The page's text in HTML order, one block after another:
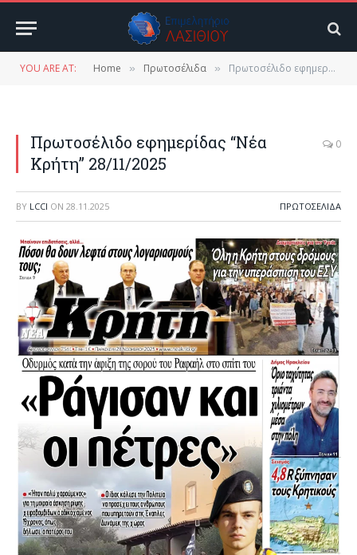
YOU ARE AT: Home » Πρωτοσέλιδα » Πρωτοσέλιδο εφημερίδας “Νέα Κρήτη” 28/11/2025
Πρωτοσέλιδο εφημερίδας “Νέα
Κρήτη” 28/11/2025
0
BY LCCI ON 28.11.2025 ΠΡΩΤΟΣΈΛΙΔΑ